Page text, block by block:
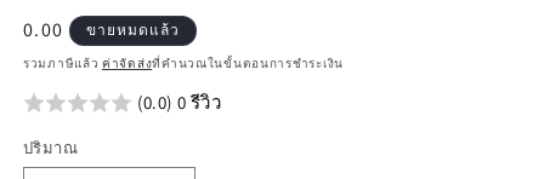
ราคา
ปกติ
0.00 ขายหมดแล้ว
รวมภาษีแล้ว ค่าจัดส่งที่คำนวณในขั้นตอนการชำระเงิน
(0.0) 0 รีวิว
ปริมาณ